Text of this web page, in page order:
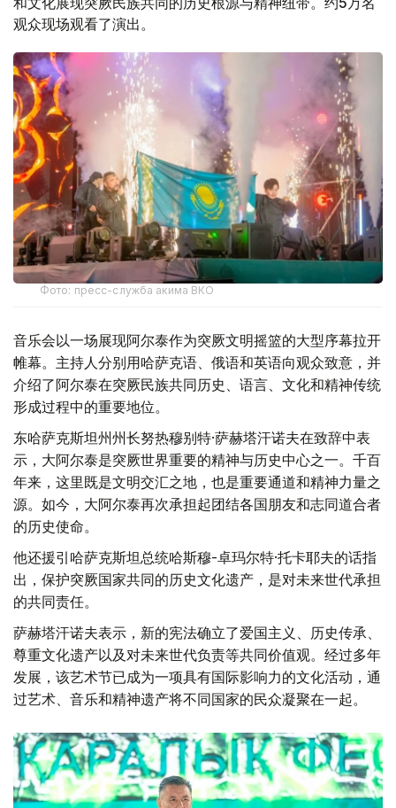
观众现场观看了演出。
Фото: пресс-служба акима ВКО
音乐会以一场展现阿尔泰作为突厥文明摇篮的大型序幕拉开
帷幕。主持人分别用哈萨克语、俄语和英语向观众致意，并
介绍了阿尔泰在突厥民族共同历史、语言、文化和精神传统
形成过程中的重要地位。
东哈萨克斯坦州州长努热穆别特·萨赫塔汗诺夫在致辞中表
示，大阿尔泰是突厥世界重要的精神与历史中心之一。千百
年来，这里既是文明交汇之地，也是重要通道和精神力量之
源。如今，大阿尔泰再次承担起团结各国朋友和志同道合者
的历史使命。
他还援引哈萨克斯坦总统哈斯穆-卓玛尔特·托卡耶夫的话指
出，保护突厥国家共同的历史文化遗产，是对未来世代承担
的共同责任。
萨赫塔汗诺夫表示，新的宪法确立了爱国主义、历史传承、
尊重文化遗产以及对未来世代负责等共同价值观。经过多年
发展，该艺术节已成为一项具有国际影响力的文化活动，通
过艺术、音乐和精神遗产将不同国家的民众凝聚在一起。